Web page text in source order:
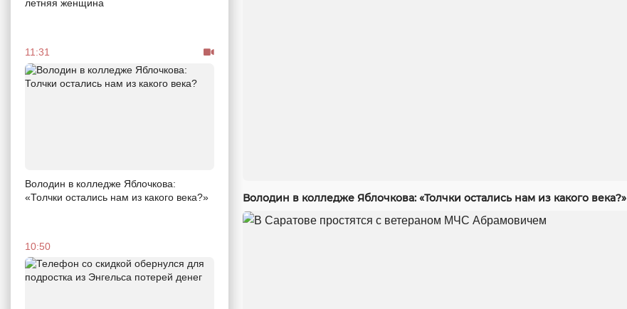
летняя женщина
11:31
Володин в колледже Яблочкова:
«Толчки остались нам из какого века?»
10:50
Володин в колледже Яблочкова: «Толчки остались нам из какого века?»